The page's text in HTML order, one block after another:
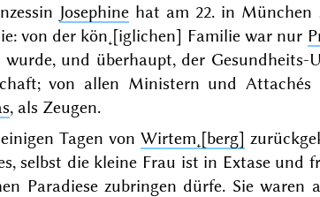
Josephine hat am 22. in München
von der kön˖[iglichen] Familie war nur
und überhaupt, der Gesundheits-
von allen Ministern und Attachés
, als Zeugen.
Tagen vonWirtem˖[berg]
selbst die kleine Frau ist in Extase und
Paradiese zubringen dürfe. Sie waren